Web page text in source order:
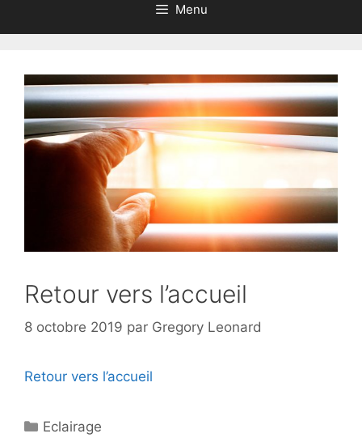
Menu
Retour vers l’accueil
8 octobre 2019 par Gregory Leonard
Retour vers l’accueil
Catégories
Eclairage